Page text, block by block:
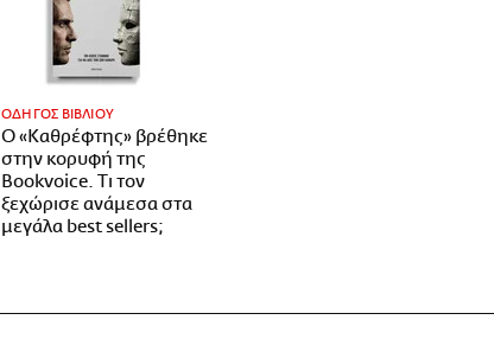
ΟΔΗΓΟΣ ΒΙΒΛΙΟΥ
Ο «Καθρέφτης» βρέθηκε
στην κορυφή της
Bookvoice. Τι τον
ξεχώρισε ανάμεσα στα
μεγάλα best sellers;